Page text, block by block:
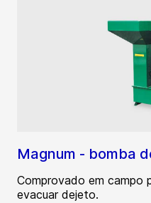
Magnum - bomba
Comprovado em campo
evacuar dejeto.